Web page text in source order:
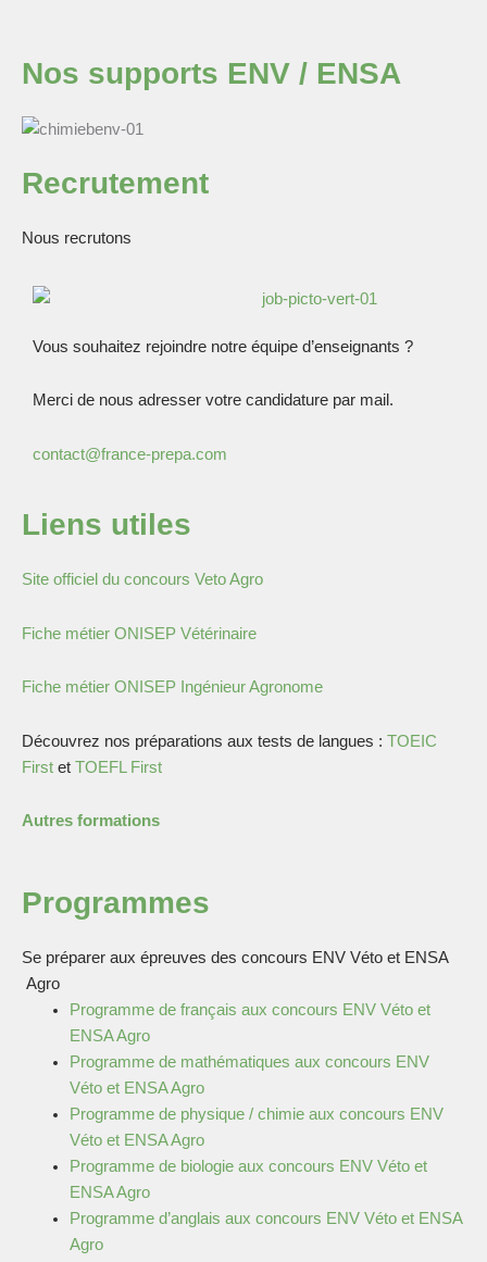
Nos supports ENV / ENSA
Recrutement
Nous recrutons
Vous souhaitez rejoindre notre équipe d’enseignants ?
Merci de nous adresser votre candidature par mail.
contact@france-prepa.com
Liens utiles
Site officiel du concours Veto Agro
Fiche métier ONISEP Vétérinaire
Fiche métier ONISEP Ingénieur Agronome
Découvrez nos préparations aux tests de langues : TOEIC
First et TOEFL First
Autres formations
Programmes
Se préparer aux épreuves des concours ENV Véto et ENSA
Agro
Programme de français aux concours ENV Véto et
ENSA Agro
Programme de mathématiques aux concours ENV
Véto et ENSA Agro
Programme de physique / chimie aux concours ENV
Véto et ENSA Agro
Programme de biologie aux concours ENV Véto et
ENSA Agro
Programme d’anglais aux concours ENV Véto et ENSA
Agro